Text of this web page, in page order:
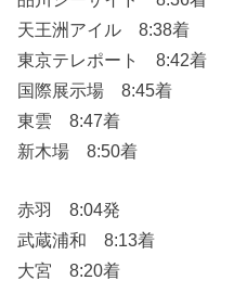
天王洲アイル 8:38着
東京テレポート 8:42着
国際展示場 8:45着
東雲 8:47着
新木場 8:50着
赤羽 8:04発
武蔵浦和 8:13着
大宮 8:20着